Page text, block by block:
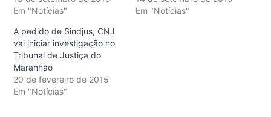
Em "Notícias"
Em "Notícias"
A pedido de Sindjus, CNJ
vai iniciar investigação no
Tribunal de Justiça do
Maranhão
20 de fevereiro de 2015
Em "Notícias"